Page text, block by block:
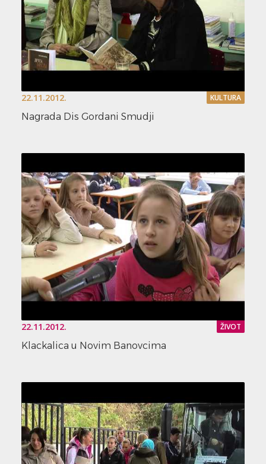
22.11.2012. KULTURA
Nagrada Dis Gordani Smudji
22.11.2012. ŽIVOT
Klackalica u Novim Banovcima